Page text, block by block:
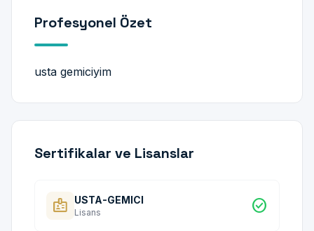
Profesyonel Özet
usta gemiciyim
Sertifikalar ve Lisanslar
badge USTA-GEMICI
Lisans check_circle